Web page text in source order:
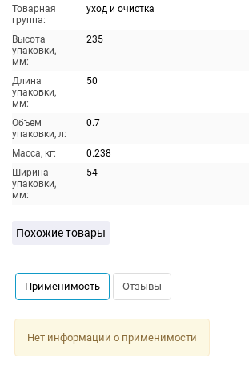
Товарная
группа:
уход и очистка
Высота
упаковки,
мм:
235
Длина
упаковки,
мм:
50
Объем
упаковки, л:
0.7
Масса, кг:
0.238
Ширина
упаковки,
мм:
54
Похожие товары
Применимость Отзывы
Нет информации о применимости